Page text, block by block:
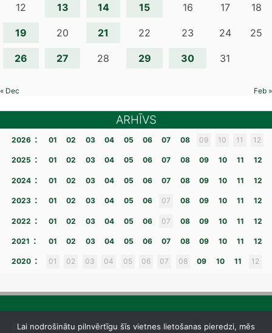
12 13 14 15 16 17 18
19 20 21 22 23 24 25
26 27 28 29 30 31
« Dec Feb »
ARHĪVS
2026 : 01 02 03 04 05 06 07 08 09 10 11 12
2025 : 01 02 03 04 05 06 07 08 09 10 11 12
2024 : 01 02 03 04 05 06 07 08 09 10 11 12
2023 : 01 02 03 04 05 06 07 08 09 10 11 12
2022 : 01 02 03 04 05 06 07 08 09 10 11 12
2021 : 01 02 03 04 05 06 07 08 09 10 11 12
2020 : 01 02 03 04 05 06 07 08 09 10 11 12
©2026 Gulbenes novada vidusskola– [Skolas iela 10,
Lai nodrošinātu pilnvērtīgu šīs vietnes lietošanas pieredzi, mēs